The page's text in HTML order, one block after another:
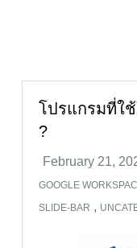
โปรแกรมที่ใ
?
GOOGLE
SLIDE-BAR ,